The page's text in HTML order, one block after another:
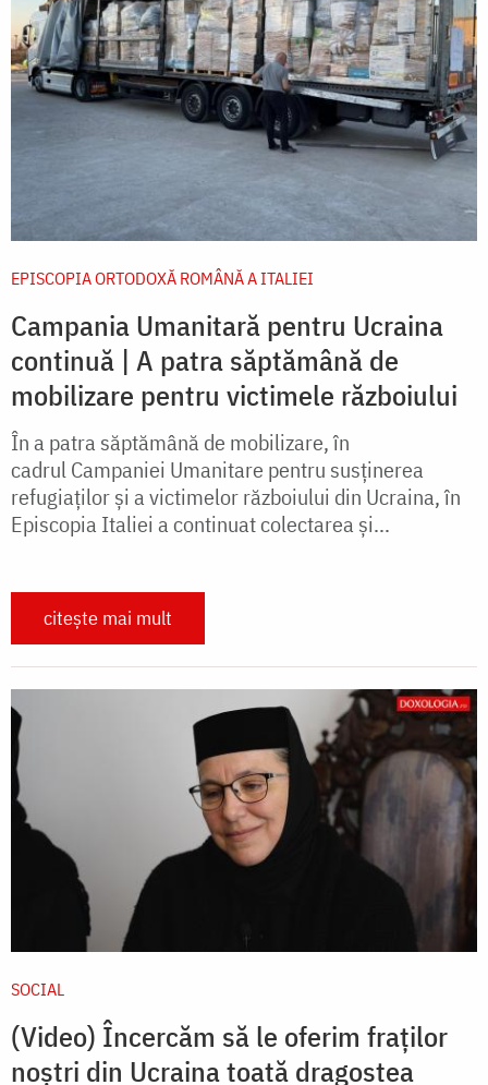
EPISCOPIA ORTODOXĂ ROMÂNĂ A ITALIEI
Campania Umanitară pentru Ucraina
continuă | A patra săptămână de
mobilizare pentru victimele războiului
În a patra săptămână de mobilizare, în
cadrul Campaniei Umanitare pentru susținerea
refugiaților și a victimelor războiului din Ucraina, în
Episcopia Italiei a continuat colectarea și...
citește mai mult
SOCIAL
(Video) Încercăm să le oferim fraților
noștri din Ucraina toată dragostea